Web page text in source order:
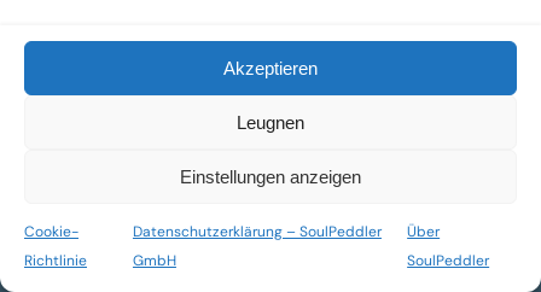
Akzeptieren
Leugnen
Einstellungen anzeigen
Cookie-
Richtlinie
Datenschutzerklärung – SoulPeddler
GmbH
Über
SoulPeddler
Wir setzen uns leidenschaftlich für unabhängige Künstler und
Labels ein und bieten hochwertige, maßgeschneiderte Lösungen
aus über 30 Jahren Erfahrung in der Musikindustrie.
SoulPeddler Mailorder, Records & Vinyl Production – DUBOX –
Nettirock – Nice Guy Records – MOVA Museum of Vinyl Arts
© 2025 SoulPeddler GmbH®